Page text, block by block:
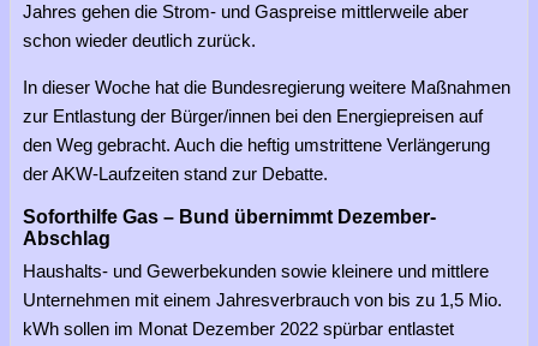
Jahres gehen die Strom- und Gaspreise mittlerweile aber
schon wieder deutlich zurück.
In dieser Woche hat die Bundesregierung weitere Maßnahmen
zur Entlastung der Bürger/innen bei den Energiepreisen auf
den Weg gebracht. Auch die heftig umstrittene Verlängerung
der AKW-Laufzeiten stand zur Debatte.
Soforthilfe Gas – Bund übernimmt Dezember-
Abschlag
Haushalts- und Gewerbekunden sowie kleinere und mittlere
Unternehmen mit einem Jahresverbrauch von bis zu 1,5 Mio.
kWh sollen im Monat Dezember 2022 spürbar entlastet